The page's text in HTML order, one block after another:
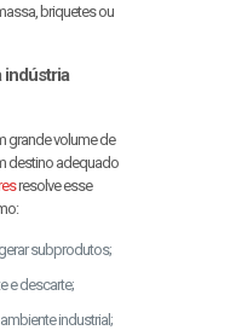
briquetes ou
indústria
grande volume de
destino adequado
resolve esse
subprodutos;
e descarte;
industrial;